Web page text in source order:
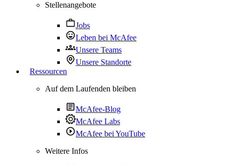
Stellenangebote
Jobs
Leben bei McAfee
Unsere Teams
Unsere Standorte
Ressourcen
Auf dem Laufenden bleiben
McAfee-Blog
McAfee Labs
McAfee bei YouTube
Weitere Infos